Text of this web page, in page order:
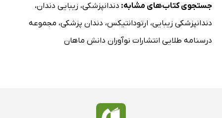
جستجوی کتاب‌های مشابه: دندانپزشکی، زیبایی دندان،
دندانپزشکی زیبایی، ارتودانتیکس، دندان پزشکی، مجموعه
درسنامه طلایی انتشارات نوآوران دانش ماهان